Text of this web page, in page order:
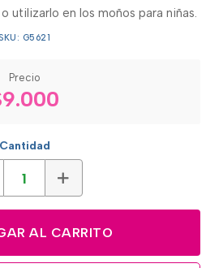
utilizarlo en los moños para niñas.
SKU: G5621
Precio
Cantidad
AL CARRITO